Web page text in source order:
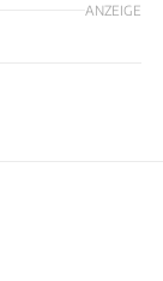
ANZEIGE